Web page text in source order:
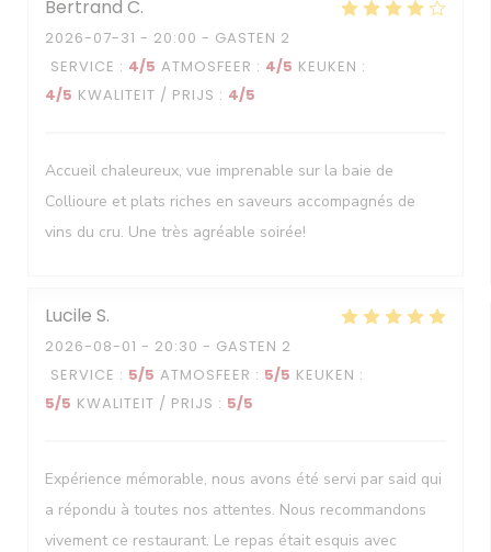
Bertrand C
2026-07-31 - 20:00 - GASTEN 2
SERVICE : 4/5 ATMOSFEER : 4/5 KEUKEN :
4/5 KWALITEIT / PRIJS : 4/5
Accueil chaleureux, vue imprenable sur la baie de
Collioure et plats riches en saveurs accompagnés de
vins du cru. Une très agréable soirée!
Lucile S
2026-08-01 - 20:30 - GASTEN 2
SERVICE : 5/5 ATMOSFEER : 5/5 KEUKEN :
5/5 KWALITEIT / PRIJS : 5/5
Expérience mémorable, nous avons été servi par said qui
a répondu à toutes nos attentes. Nous recommandons
vivement ce restaurant. Le repas était esquis avec